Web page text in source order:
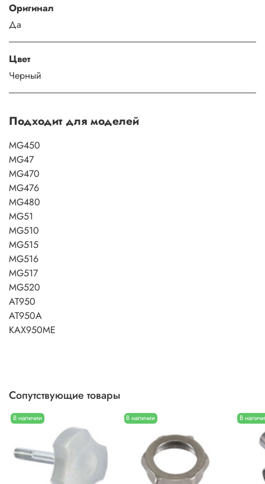
Оригинал
Да
Цвет
Черный
Подходит для моделей
MG450
MG47
MG470
MG476
MG480
MG51
MG510
MG515
MG516
MG517
MG520
AT950
AT950A
KAX950ME
Сопутствующие товары
В наличии В наличии В